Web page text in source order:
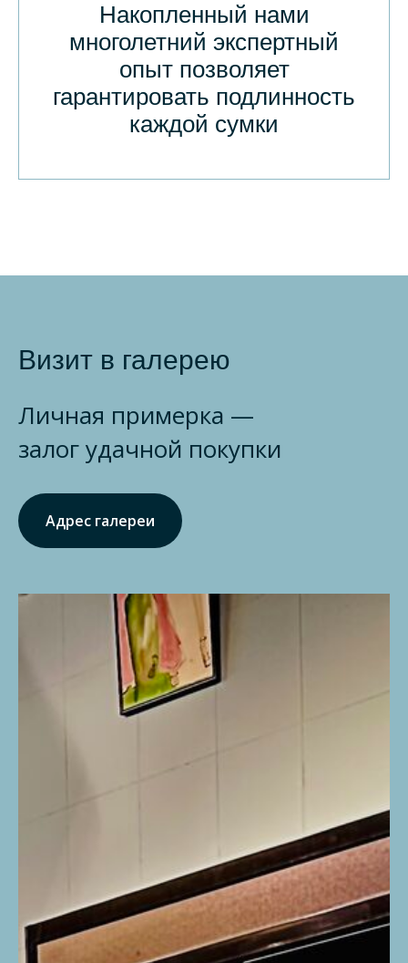
Накопленный нами
многолетний экспертный
опыт позволяет
гарантировать подлинность
каждой сумки
Визит в галерею
Личная примерка —
залог удачной покупки
Адрес галереи